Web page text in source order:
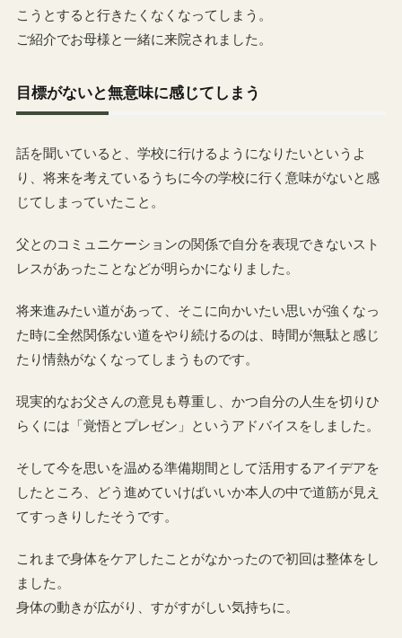
こうとすると行きたくなくなってしまう。
ご紹介でお母様と一緒に来院されました。
目標がないと無意味に感じてしまう
話を聞いていると、学校に行けるようになりたいというよ
り、将来を考えているうちに今の学校に行く意味がないと感
じてしまっていたこと。
父とのコミュニケーションの関係で自分を表現できないスト
レスがあったことなどが明らかになりました。
将来進みたい道があって、そこに向かいたい思いが強くなっ
た時に全然関係ない道をやり続けるのは、時間が無駄と感じ
たり情熱がなくなってしまうものです。
現実的なお父さんの意見も尊重し、かつ自分の人生を切りひ
らくには「覚悟とプレゼン」というアドバイスをしました。
そして今を思いを温める準備期間として活用するアイデアを
したところ、どう進めていけばいいか本人の中で道筋が見え
てすっきりしたそうです。
これまで身体をケアしたことがなかったので初回は整体をし
ました。
身体の動きが広がり、すがすがしい気持ちに。